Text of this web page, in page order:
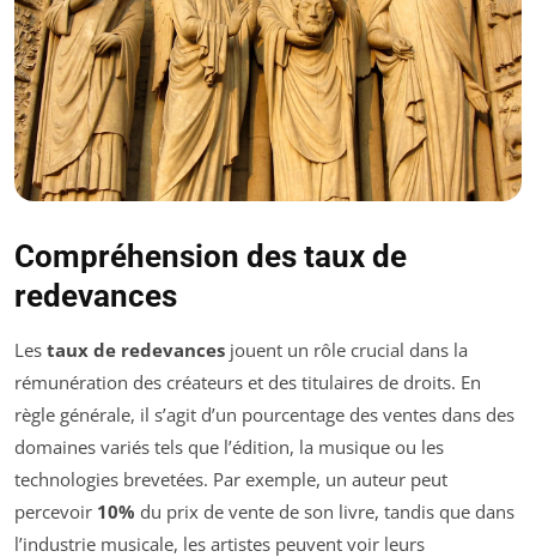
Compréhension des taux de
redevances
Les taux de redevances jouent un rôle crucial dans la
rémunération des créateurs et des titulaires de droits. En
règle générale, il s’agit d’un pourcentage des ventes dans des
domaines variés tels que l’édition, la musique ou les
technologies brevetées. Par exemple, un auteur peut
percevoir 10% du prix de vente de son livre, tandis que dans
l’industrie musicale, les artistes peuvent voir leurs